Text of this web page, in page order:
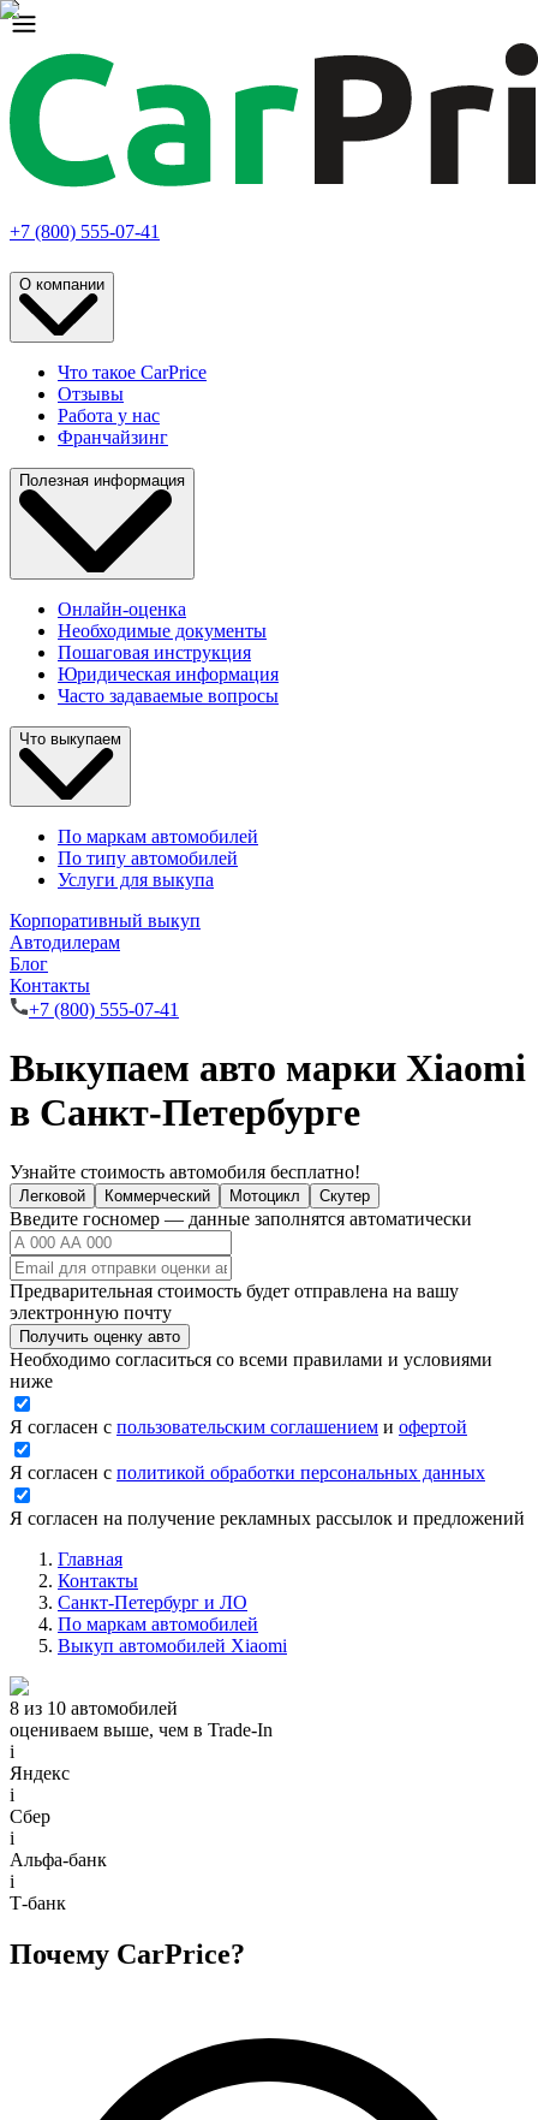
+7 (800) 555-07-41
О компании
Что такое CarPrice
Отзывы
Работа у нас
Франчайзинг
Полезная информация
Онлайн-оценка
Необходимые документы
Пошаговая инструкция
Юридическая информация
Часто задаваемые вопросы
Что выкупаем
По маркам автомобилей
По типу автомобилей
Услуги для выкупа
Корпоративный выкуп
Автодилерам
Блог
Контакты
+7 (800) 555-07-41
Выкупаем авто марки Xiaomi
в Санкт-Петербурге
Узнайте стоимость автомобиля бесплатно!
Легковой Коммерческий Мотоцикл Скутер
Введите госномер — данные заполнятся автоматически
Предварительная стоимость будет отправлена на вашу
электронную почту
Получить оценку авто
Необходимо согласиться со всеми правилами и условиями
ниже
Я согласен с пользовательским соглашением и офертой
Я согласен с политикой обработки персональных данных
Я согласен на получение рекламных рассылок и предложений
Главная
Контакты
Санкт-Петербург и ЛО
По маркам автомобилей
Выкуп автомобилей Xiaomi
8 из 10 автомобилей
оцениваем выше, чем в Trade‑In
i
Яндекс
i
Сбер
i
Альфа-банк
i
Т-банк
Почему CarPrice?